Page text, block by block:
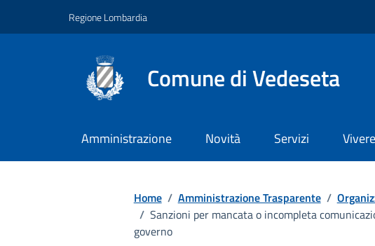
Regione Lombardia
Comune di Vedeseta
Amministrazione Novità Servizi
Home / Amministrazione Trasparente /
/ Sanzioni per mancata o incompleta
governo